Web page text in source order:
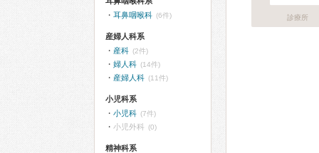
診療所
耳鼻咽喉科 (6件)
産婦人科系
産科 (2件)
婦人科 (14件)
産婦人科 (11件)
小児科系
小児科 (7件)
小児外科 (0)
精神科系